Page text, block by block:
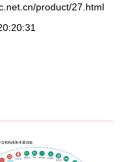
product/27.html